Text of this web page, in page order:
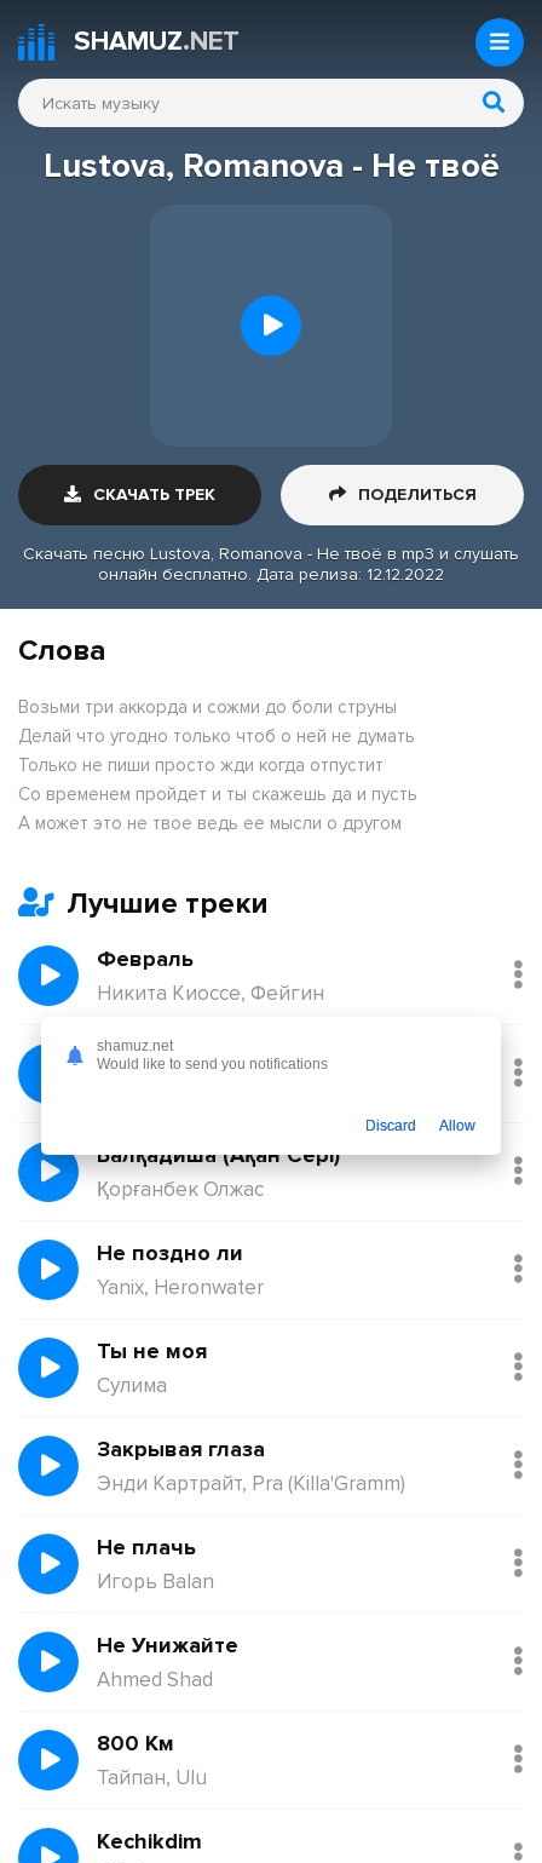
SHAMUZ.NET
Lustova, Romanova - Не твоё
СКАЧАТЬ ТРЕК ПОДЕЛИТЬСЯ
Скачать песню Lustova, Romanova - Не твоё в mp3 и слушать
онлайн бесплатно. Дата релиза: 12.12.2022
Слова
Возьми три аккорда и сожми до боли струны
Делай что угодно только чтоб о ней не думать
Только не пиши просто жди когда отпустит
Со временем пройдет и ты скажешь да и пусть
А может это не твое ведь ее мысли о другом
Лучшие треки
Февраль
Никита Киоссе, Фейгин
Без тебя
Балқадиша (Ақан Сері)
Қорғанбек Олжас
Не поздно ли
Yanix, Heronwater
Ты не моя
Сулима
Закрывая глаза
Энди Картрайт, Pra (Killa'Gramm)
Не плачь
Игорь Balan
Не Унижайте
Ahmed Shad
800 Км
Тайпан, Ulu
Kechikdim
shamuz.net
Would like to send you notifications
Discard Allow